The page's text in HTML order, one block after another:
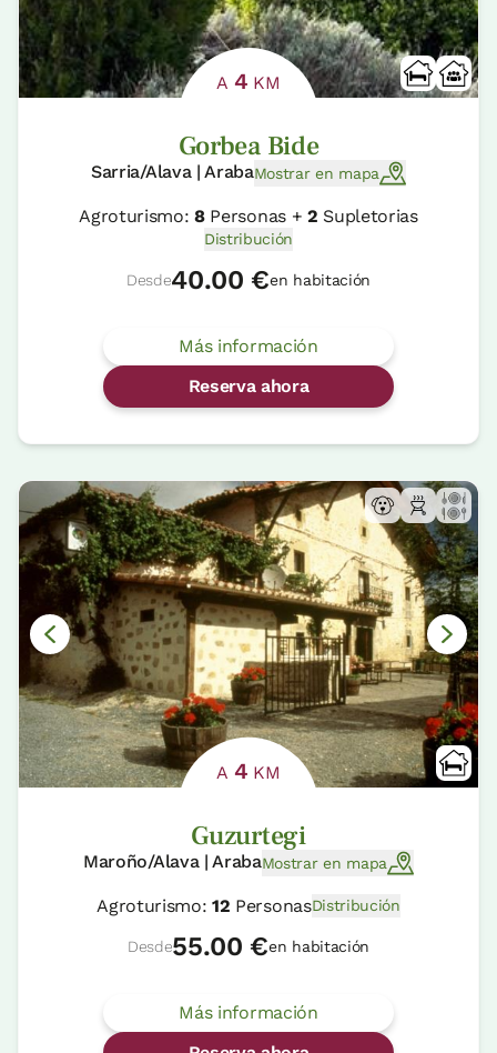
A 4 KM
Gorbea Bide
Sarria/Alava | ArabaMostrar en mapa
Agroturismo:8Personas + 2 Supletorias
Distribución
Desde40.00 €en habitación
Más información
Reserva ahora
A 4 KM
Guzurtegi
Maroño/Alava | ArabaMostrar en mapa
Agroturismo:12 PersonasDistribución
Desde55.00 €en habitación
Más información